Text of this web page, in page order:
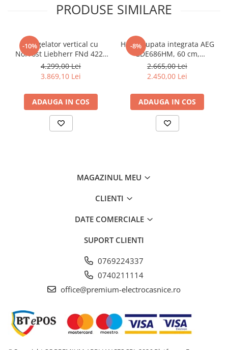
PRODUSE SIMILARE
-10%
Congelator vertical cu
NoFrost Liebherr FNd 4224
Plus, NoFrost
4.299,00 Lei
3.869,10 Lei
ADAUGA IN COS
-8%
Hota grupata integrata AEG
GDE686HM, 60 cm,
Conectivitate plita, 1 motor,
3 viteze + intensiv, 1 filtru
de aluminiu lavabil, Putere
de absorbtie - 750 mc/h,
Control electronic, Argintiu
2.665,00 Lei
2.450,00 Lei
ADAUGA IN COS
MAGAZINUL MEU
CLIENTI
DATE COMERCIALE
SUPORT CLIENTI
0769224337
0740211114
office@premium-electrocasnice.ro